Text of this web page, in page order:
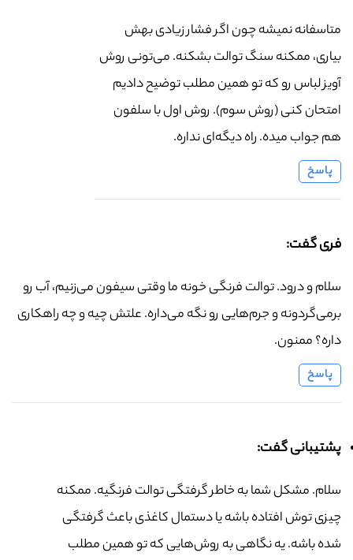
متاسفانه نمیشه چون اگر فشار زیادی بهش
بیاری، ممکنه سنگ توالت بشکنه. می‌تونی روش
آویز لباس رو که تو همین مطلب توضیح دادیم
امتحان کنی (روش سوم). روش اول با سلفون
هم جواب میده. راه دیگه‌ای نداره.
پاسخ
فری گفت:
سلام و درود. توالت فرنگی خونه ما وقتی سیفون می‌زنیم، آب رو
برمی‌گردونه و جرم‌هایی رو نگه می‌داره. علتش چیه و چه راهکاری
داره؟ ممنون.
پاسخ
پشتیبانی گفت:
سلام. مشکل شما به خاطر گرفتگی توالت فرنگیه. ممکنه
چیزی توش افتاده باشه یا دستمال کاغذی باعث گرفتگی
شده باشه. یه نگاهی به روش‌هایی که تو همین مطلب